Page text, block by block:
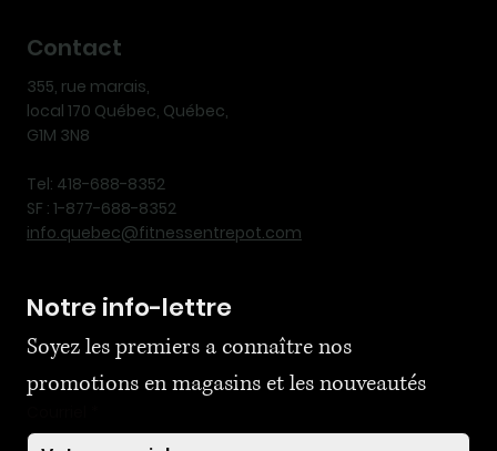
Contact
355, rue marais,
local 170 Québec, Québec,
G1M 3N8
Tel: 418-688-8352
SF : 1-877-688-8352
info.quebec@fitnessentrepot.com
Notre info-lettre
Soyez les premiers a connaître nos
promotions en magasins et les nouveautés